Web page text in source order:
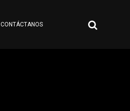
CONTÁCTANOS